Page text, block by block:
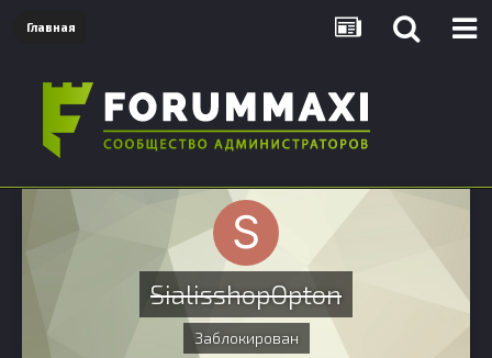
Главная
SialisshopOpton
Заблокирован